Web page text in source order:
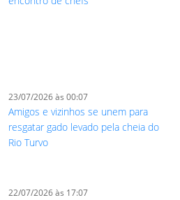
23/07/2026 às 00:07
Amigos e vizinhos se unem para
resgatar gado levado pela cheia do
Rio Turvo
22/07/2026 às 17:07